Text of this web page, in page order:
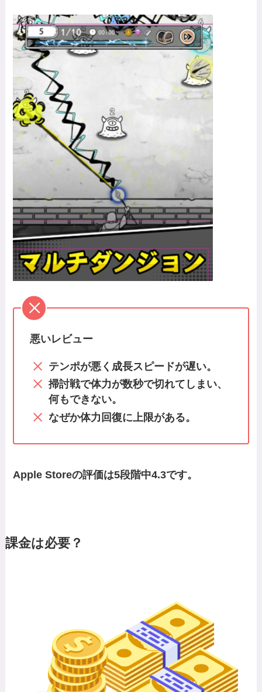
悪いレビュー
テンポが悪く成長スピードが遅い。
掃討戦で体力が数秒で切れてしまい、
何もできない。
なぜか体力回復に上限がある。
Apple Storeの評価は5段階中4.3です。
課金は必要？